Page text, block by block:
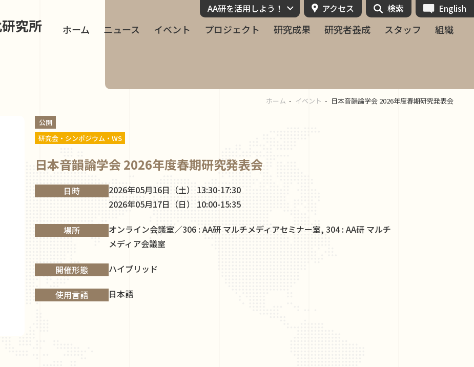
究所 ホーム ニュース イベント プロジェクト 研究成果 研究者養成 スタッフ 組織
AA研を活用しよう！ アクセス 検索 English
ホーム イベント 日本音韻論学会 2026年度春期研究発表会
公開
研究会・シンポジウム・WS
日本音韻論学会 2026年度春期研究発表会
日時
2026年05月16日（土） 13:30-17:30
2026年05月17日（日） 10:00-15:35
場所
オンライン会議室／306 : AA研 マルチメディアセミナー室, 304 : AA研 マルチ
メディア会議室
開催形態 ハイブリッド
使用言語 日本語